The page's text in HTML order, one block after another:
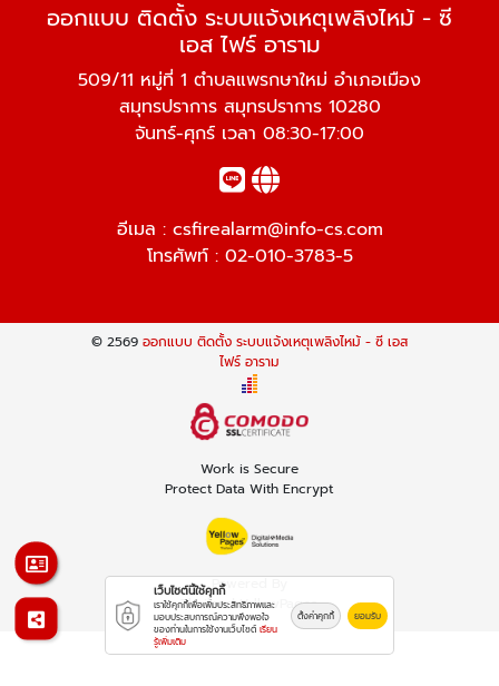
ออกแบบ ติดตั้ง ระบบแจ้งเหตุเพลิงไหม้ - ซี
เอส ไฟร์ อาราม
509/11 หมู่ที่ 1 ตำบลแพรกษาใหม่ อำเภอเมือง
สมุทรปราการ สมุทรปราการ 10280
จันทร์-ศุกร์ เวลา 08:30-17:00
อีเมล : csfirealarm@info-cs.com
โทรศัพท์ : 02-010-3783-5
© 2569 ออกแบบ ติดตั้ง ระบบแจ้งเหตุเพลิงไหม้ - ซี เอส
ไฟร์ อาราม
Work is Secure
Protect Data With Encrypt
Powered By
Thailand YellowPages
เว็บไซต์นี้ใช้คุกกี้
เราใช้คุกกี้เพื่อเพิ่มประสิทธิภาพและ
มอบประสบการณ์ความพึงพอใจ
ของท่านในการใช้งานเว็บไซต์ เรียน
รู้เพิ่มเติม
ตั้งค่าคุกกี้ ยอมรับ